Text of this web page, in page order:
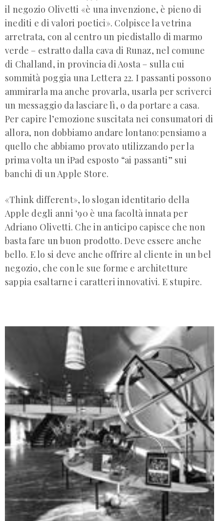
il negozio Olivetti «è una invenzione, è pieno di
inediti e di valori poetici». Colpisce la vetrina
arretrata, con al centro un piedistallo di marmo
verde – estratto dalla cava di Runaz, nel comune
di Challand, in provincia di Aosta – sulla cui
sommità poggia una Lettera 22. I passanti possono
ammirarla ma anche provarla, usarla per scriverci
un messaggio da lasciare lì, o da portare a casa.
Per capire l’emozione suscitata nei consumatori di
allora, non dobbiamo andare lontano: pensiamo a
quello che abbiamo provato utilizzando per la
prima volta un iPad esposto “ai passanti” sui
banchi di un Apple Store.
«Think different», lo slogan identitario della
Apple degli anni ‘90 è una facoltà innata per
Adriano Olivetti. Che in anticipo capisce che non
basta fare un buon prodotto. Deve essere anche
bello. E lo si deve anche offrire al cliente in un bel
negozio, che con le sue forme e architetture
sappia esaltarne i caratteri innovativi. E stupire.